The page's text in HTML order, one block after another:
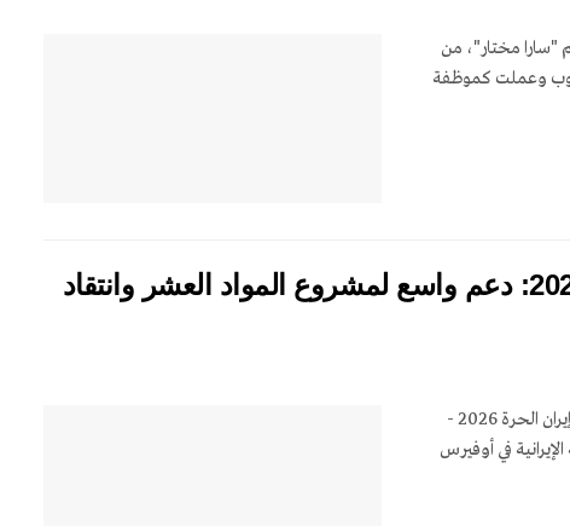
"سارا مختار"، من
الحاسوب وعملت كموظفة
اليوم الثاني لمؤتمر إيران الحرة 2026: دعم واسع لمشروع المواد العشر وانتقاد
يوم الأحد 21 يونيو/حزيران 2026، عُقد اليوم الثاني لمؤتمر "إيران الحرة 2026 -
في أوفيرس